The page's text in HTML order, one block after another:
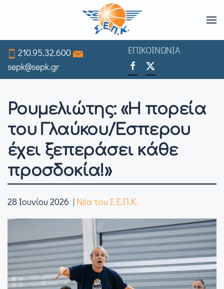
to
main
content
210.95.32.600
sepk@sepk.gr
ΕΠΙΚΟΙΝΩΝΙΑ
Ρουμελιώτης: «Η πορεία
του Γλαύκου/Έσπερου
έχει ξεπεράσει κάθε
προσδοκία!»
28 Ιουνίου 2026 | Νέα του Σ.Ε.Π.Κ.